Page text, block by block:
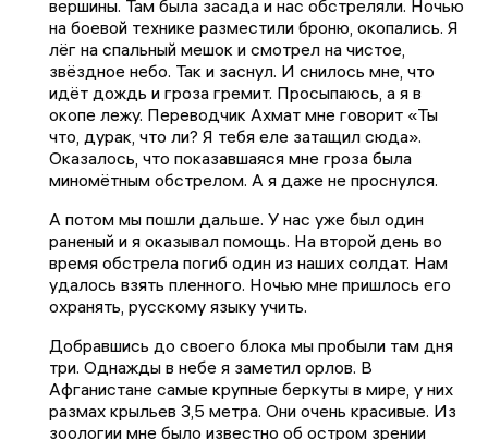
вершины. Там была засада и нас обстреляли. Ночью
на боевой технике разместили броню, окопались. Я
лёг на спальный мешок и смотрел на чистое,
звёздное небо. Так и заснул. И снилось мне, что
идёт дождь и гроза гремит. Просыпаюсь, а я в
окопе лежу. Переводчик Ахмат мне говорит «Ты
что, дурак, что ли? Я тебя еле затащил сюда».
Оказалось, что показавшаяся мне гроза была
миномётным обстрелом. А я даже не проснулся.
А потом мы пошли дальше. У нас уже был один
раненый и я оказывал помощь. На второй день во
время обстрела погиб один из наших солдат. Нам
удалось взять пленного. Ночью мне пришлось его
охранять, русскому языку учить.
Добравшись до своего блока мы пробыли там дня
три. Однажды в небе я заметил орлов. В
Афганистане самые крупные беркуты в мире, у них
размах крыльев 3,5 метра. Они очень красивые. Из
зоологии мне было известно об остром зрении